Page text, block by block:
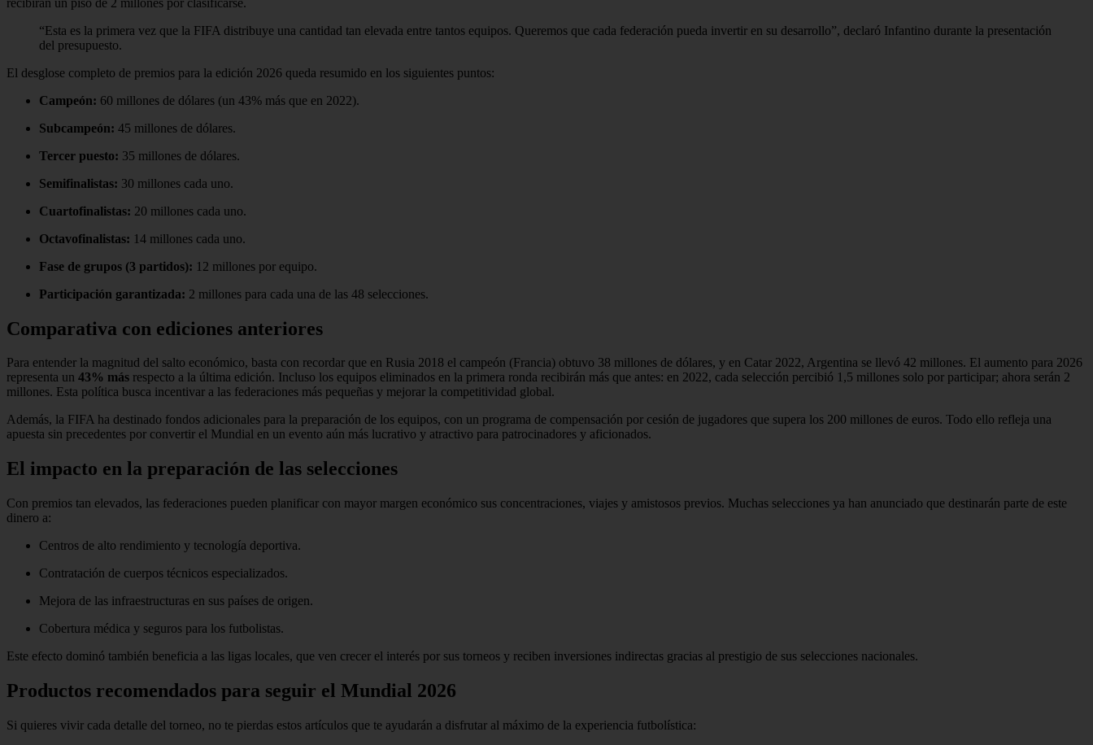
“Esta es la primera vez que la FIFA distribuye una cantidad tan elevada entre tantos equipos. Queremos que cada federación pueda invertir en su desarrollo”, declaró Infantino durante la presentación
del presupuesto.
El desglose completo de premios para la edición 2026 queda resumido en los siguientes puntos:
Campeón: 60 millones de dólares (un 43% más que en 2022).
Subcampeón: 45 millones de dólares.
Tercer puesto: 35 millones de dólares.
Semifinalistas: 30 millones cada uno.
Cuartofinalistas: 20 millones cada uno.
Octavofinalistas: 14 millones cada uno.
Fase de grupos (3 partidos): 12 millones por equipo.
Participación garantizada: 2 millones para cada una de las 48 selecciones.
Comparativa con ediciones anteriores
Para entender la magnitud del salto económico, basta con recordar que en Rusia 2018 el campeón (Francia) obtuvo 38 millones de dólares, y en Catar 2022, Argentina se llevó 42 millones. El aumento para 2026
representa un 43% más respecto a la última edición. Incluso los equipos eliminados en la primera ronda recibirán más que antes: en 2022, cada selección percibió 1,5 millones solo por participar; ahora serán 2
millones. Esta política busca incentivar a las federaciones más pequeñas y mejorar la competitividad global.
Además, la FIFA ha destinado fondos adicionales para la preparación de los equipos, con un programa de compensación por cesión de jugadores que supera los 200 millones de euros. Todo ello refleja una
apuesta sin precedentes por convertir el Mundial en un evento aún más lucrativo y atractivo para patrocinadores y aficionados.
El impacto en la preparación de las selecciones
Con premios tan elevados, las federaciones pueden planificar con mayor margen económico sus concentraciones, viajes y amistosos previos. Muchas selecciones ya han anunciado que destinarán parte de este
dinero a:
Centros de alto rendimiento y tecnología deportiva.
Contratación de cuerpos técnicos especializados.
Mejora de las infraestructuras en sus países de origen.
Cobertura médica y seguros para los futbolistas.
Este efecto dominó también beneficia a las ligas locales, que ven crecer el interés por sus torneos y reciben inversiones indirectas gracias al prestigio de sus selecciones nacionales.
Productos recomendados para seguir el Mundial 2026
Si quieres vivir cada detalle del torneo, no te pierdas estos artículos que te ayudarán a disfrutar al máximo de la experiencia futbolística: